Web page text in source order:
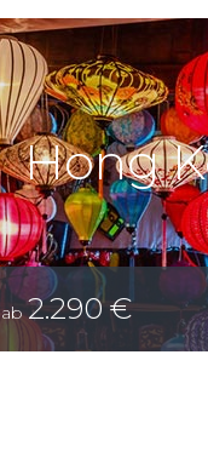
Hong
ab 2.290 €